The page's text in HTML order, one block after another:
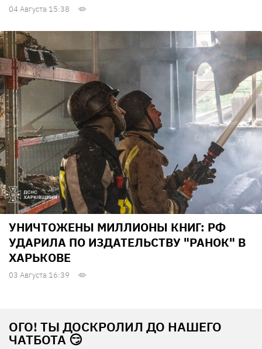
04 Августа 15:38
УНИЧТОЖЕНЫ МИЛЛИОНЫ КНИГ: РФ
УДАРИЛА ПО ИЗДАТЕЛЬСТВУ "РАНОК" В
ХАРЬКОВЕ
03 Августа 16:39
ОГО! ТЫ ДОСКРОЛИЛ ДО НАШЕГО
ЧАТБОТА 😏